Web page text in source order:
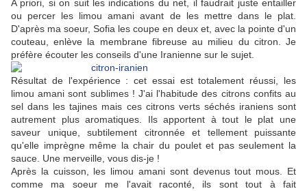
A priori, si on suit les indications du net, il faudrait juste entailler
ou percer les limou amani avant de les mettre dans le plat.
D'après ma soeur, Sofia les coupe en deux et, avec la pointe d'un
couteau, enlève la membrane fibreuse au milieu du citron. Je
préfère écouter les conseils d'une Iranienne sur le sujet.
Résultat de l'expérience : cet essai est totalement réussi, les
limou amani sont sublimes ! J'ai l'habitude des citrons confits au
sel dans les tajines mais ces citrons verts séchés iraniens sont
autrement plus aromatiques. Ils apportent à tout le plat une
saveur unique, subtilement citronnée et tellement puissante
qu'elle imprègne même la chair du poulet et pas seulement la
sauce. Une merveille, vous dis-je !
Après la cuisson, les limou amani sont devenus tout mous. Et
comme ma soeur me l'avait raconté, ils sont tout à fait